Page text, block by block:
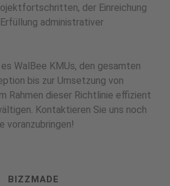
der Einreichung
administrativer
WalBee KMUs, den gesamten
bis zur Umsetzung von
Rahmen dieser Richtlinie effizient
Kontaktieren Sie uns noch
voranzubringen!
BIZZMADE